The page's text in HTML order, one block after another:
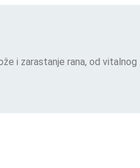
i zarastanje rana, od